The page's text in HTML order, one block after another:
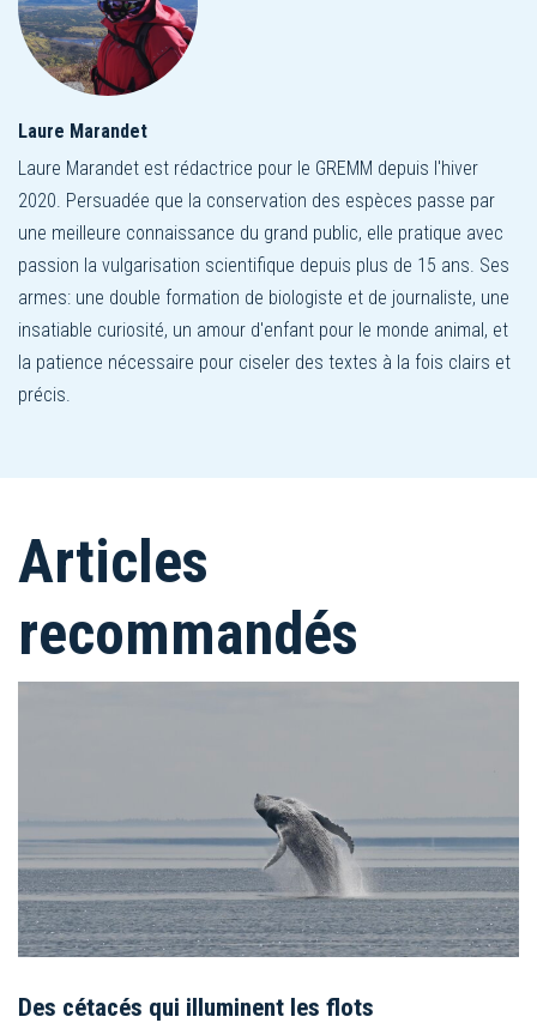
Laure Marandet
Laure Marandet est rédactrice pour le GREMM depuis l'hiver
2020. Persuadée que la conservation des espèces passe par
une meilleure connaissance du grand public, elle pratique avec
passion la vulgarisation scientifique depuis plus de 15 ans. Ses
armes: une double formation de biologiste et de journaliste, une
insatiable curiosité, un amour d'enfant pour le monde animal, et
la patience nécessaire pour ciseler des textes à la fois clairs et
précis.
Articles
recommandés
Des cétacés qui illuminent les flots